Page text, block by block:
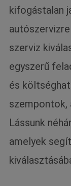
kifogástalan
szerviz
egyszerű
és
szempontok,
Lássunk
amelyek